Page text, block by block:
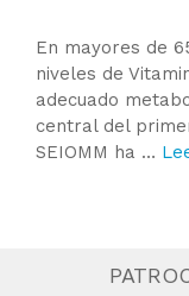
En mayores de
niveles de
adecuado
central del
SEIOMM ha …